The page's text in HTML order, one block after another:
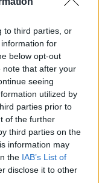
to third parties, or
for
below opt-out
note that after your
seeing
utilized by
parties prior to
of the further
third parties on the
information may
the IAB’s List of
disclose it to other
προς το
ο
της
ντυμένοι